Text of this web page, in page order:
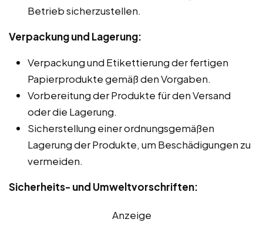
Betrieb sicherzustellen.
Verpackung und Lagerung:
Verpackung und Etikettierung der fertigen
Papierprodukte gemäß den Vorgaben.
Vorbereitung der Produkte für den Versand
oder die Lagerung.
Sicherstellung einer ordnungsgemäßen
Lagerung der Produkte, um Beschädigungen zu
vermeiden.
Sicherheits- und Umweltvorschriften:
Anzeige